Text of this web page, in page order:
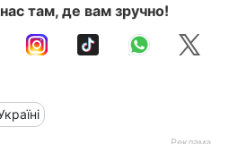
там, де вам зручно!